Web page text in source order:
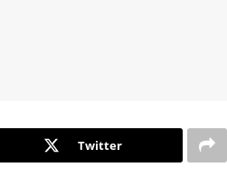
Twitter